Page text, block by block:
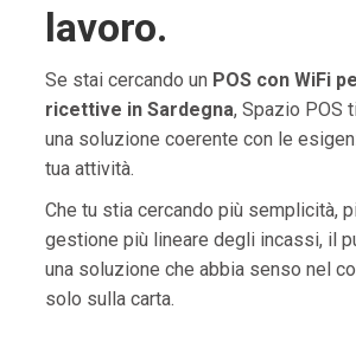
lavoro.
Se stai cercando un POS con WiFi
ricettive in Sardegna, Spazio POS
una soluzione coerente con le
tua attività.
Che tu stia cercando più semplicità,
gestione più lineare degli incassi, il
una soluzione che abbia senso nel
solo sulla carta.